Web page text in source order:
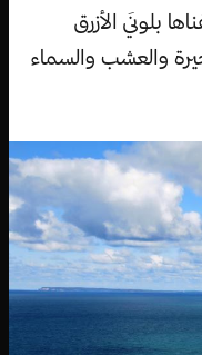
بلونَي الأزرق
والعشب والسماء